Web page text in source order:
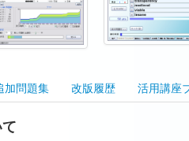
加問題集 改版履歴 活用講座